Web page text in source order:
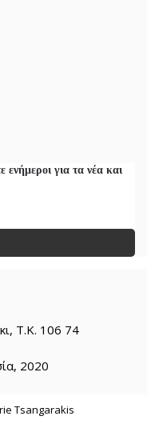
ενήμεροι για τα νέα και
Τ.Κ. 106 74
2020
Tsangarakis